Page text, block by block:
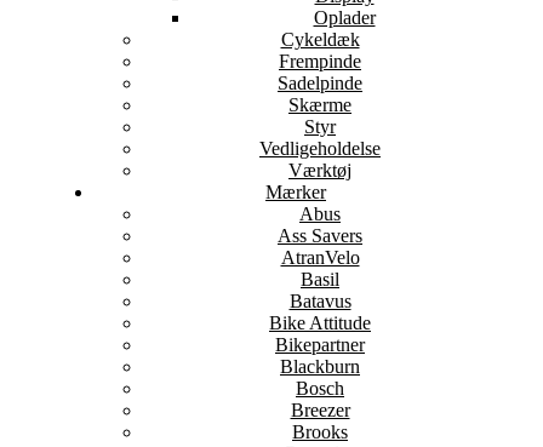
Oplader
Cykeldæk
Frempinde
Sadelpinde
Skærme
Styr
Vedligeholdelse
Værktøj
Mærker
Abus
Ass Savers
AtranVelo
Basil
Batavus
Bike Attitude
Bikepartner
Blackburn
Bosch
Breezer
Brooks